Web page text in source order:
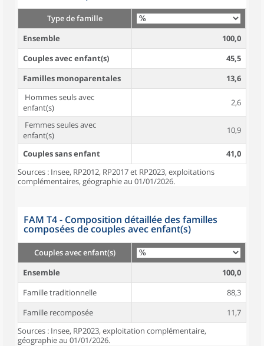
Type de famille
Ensemble
100,0
Couples avec enfant(s)
45,5
Familles monoparentales
13,6
Hommes seuls avec
enfant(s)
2,6
Femmes seules avec
enfant(s)
10,9
Couples sans enfant
41,0
Sources : Insee, RP2012, RP2017 et RP2023, exploitations
complémentaires, géographie au 01/01/2026.
FAM T4 - Composition détaillée des familles
composées de couples avec enfant(s)
Couples avec enfant(s)
Ensemble
100,0
Famille traditionnelle
88,3
Famille recomposée
11,7
Sources : Insee, RP2023, exploitation complémentaire,
géographie au 01/01/2026.